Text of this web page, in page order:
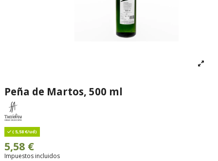
Peña de Martos, 500 ml
( 5,58 €/ud)
5,58 €
Impuestos incluidos